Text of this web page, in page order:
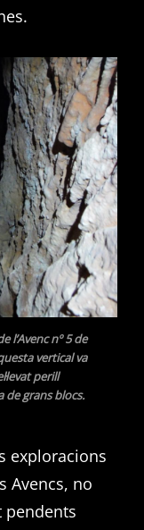
l’Avenc nº 5 de
vertical va
perill
de grans blocs.
exploracions
Avencs, no
pendents